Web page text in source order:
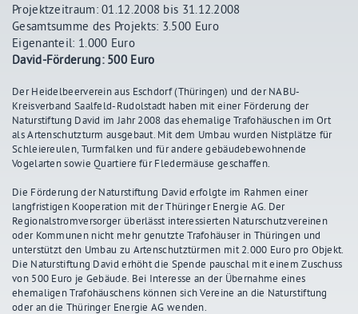
Projektzeitraum: 01.12.2008 bis 31.12.2008
Gesamtsumme des Projekts: 3.500 Euro
Eigenanteil: 1.000 Euro
David-Förderung: 500 Euro
Der Heidelbeerverein aus Eschdorf (Thüringen) und der NABU-
Kreisverband Saalfeld-Rudolstadt haben mit einer Förderung der
Naturstiftung David im Jahr 2008 das ehemalige Trafohäuschen im Ort
als Artenschutzturm ausgebaut. Mit dem Umbau wurden Nistplätze für
Schleiereulen, Turmfalken und für andere gebäudebewohnende
Vogelarten sowie Quartiere für Fledermäuse geschaffen.
Die Förderung der Naturstiftung David erfolgte im Rahmen einer
langfristigen Kooperation mit der Thüringer Energie AG. Der
Regionalstromversorger überlässt interessierten Naturschutzvereinen
oder Kommunen nicht mehr genutzte Trafohäuser in Thüringen und
unterstützt den Umbau zu Artenschutztürmen mit 2.000 Euro pro Objekt.
Die Naturstiftung David erhöht die Spende pauschal mit einem Zuschuss
von 500 Euro je Gebäude. Bei Interesse an der Übernahme eines
ehemaligen Trafohäuschens können sich Vereine an die Naturstiftung
oder an die Thüringer Energie AG wenden.